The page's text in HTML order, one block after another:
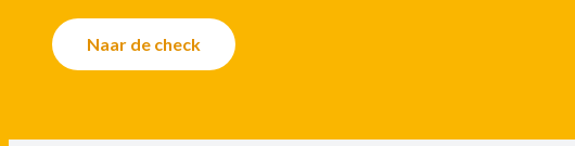
Naar de check